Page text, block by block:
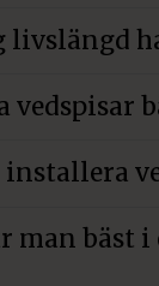
livslängd
vedspisar
installera
man bäst i